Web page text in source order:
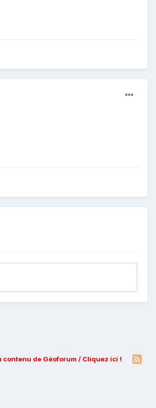
contenu de Géoforum / Cliquez ici !